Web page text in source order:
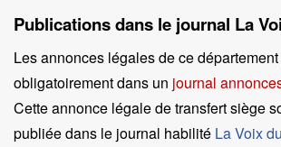
Publications dans le journal La
Les annonces légales de ce
obligatoirement dans un journal
Cette annonce légale de transfert siège
publiée dans le journal habilité La Voix